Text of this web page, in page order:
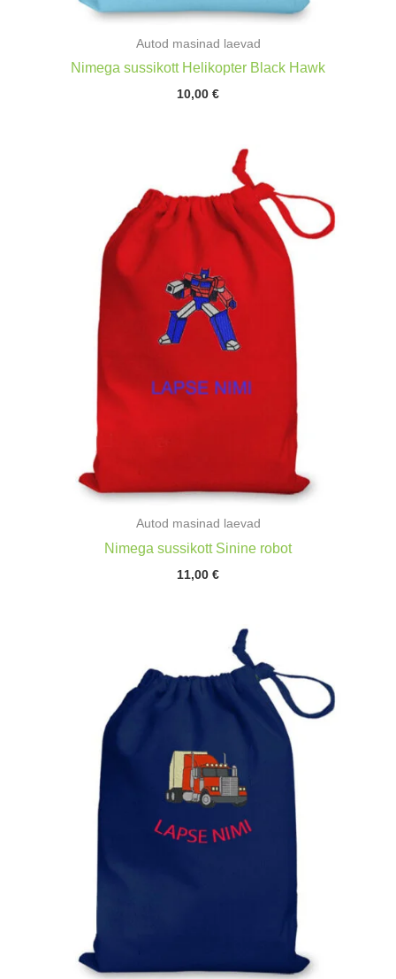
Autod masinad laevad
Nimega sussikott Helikopter Black Hawk
10,00 €
Autod masinad laevad
Nimega sussikott Sinine robot
11,00 €